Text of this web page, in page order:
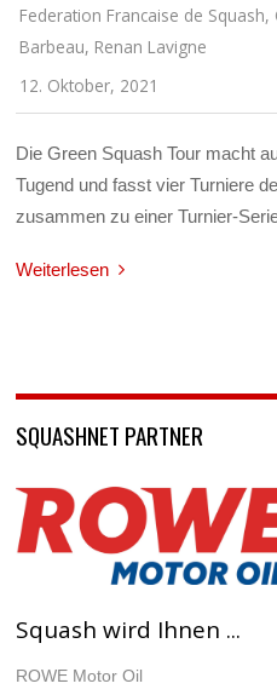
Federation Francaise de Squash,
Barbeau, Renan Lavigne
12. Oktober, 2021
Die Green Squash Tour macht
Tugend und fasst vier Turniere
zusammen zu einer Turnier-
Weiterlesen
SQUASHNET PARTNER
Squash wird Ihnen ...
ROWE Motor Oil